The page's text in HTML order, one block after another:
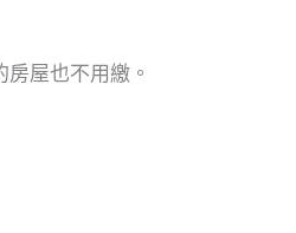
屋也不用繳。